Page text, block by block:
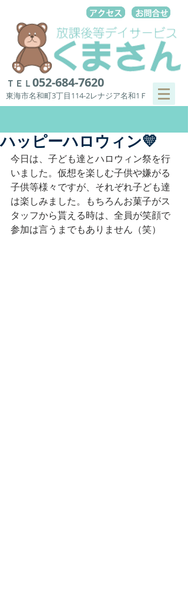
ＴＥＬ052-684-7620
東海市名和町3丁目114-2レナジア名和1Ｆ
ハッピーハロウィン💛
今日は、子ども達とハロウィン祭を行
いました。仮想を楽しむ子供や嫌がる
子供等様々ですが、それぞれ子ども達
は楽しみました。もちろんお菓子がス
タッフから貰える時は、全員が笑顔で
参加は言うまでもありません（笑）